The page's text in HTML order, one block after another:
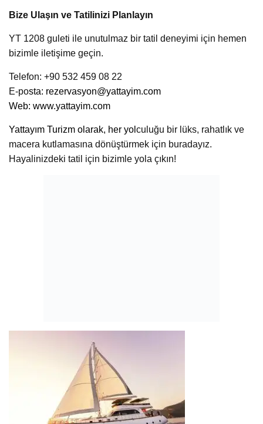
Bize Ulaşın ve Tatilinizi Planlayın
YT 1208 guleti ile unutulmaz bir tatil deneyimi için hemen
bizimle iletişime geçin.
Telefon: +90 532 459 08 22
E-posta: rezervasyon@yattayim.com
Web: www.yattayim.com
Yattayım Turizm olarak, her yol culuğu bir lüks, rahatlık ve
macera kutlamasına dönüştürmek için buradayız.
Hayalinizdeki tatil için bizimle yola çıkın!